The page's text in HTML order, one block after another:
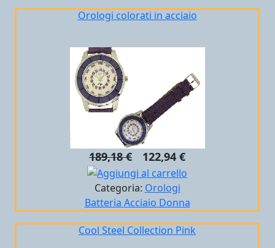
Orologi colorati in acciaio
189,18 € 122,94 €
Categoria: Orologi
Batteria Acciaio Donna
Cool Steel Collection Pink